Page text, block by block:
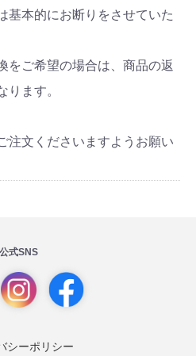
基本的にお断りをさせていた
をご希望の場合は、商品の返
ります。
注文くださいますようお願い
公式SNS
シーポリシー